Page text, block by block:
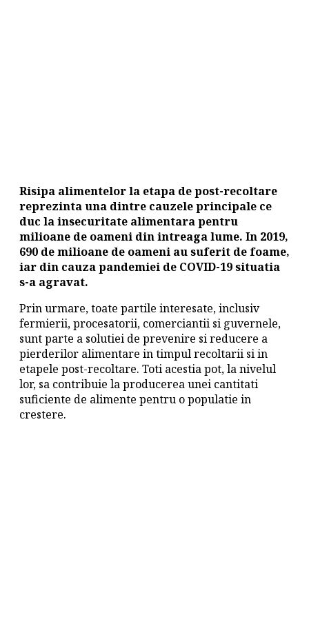
Risipa alimentelor la etapa de post-recoltare
reprezinta una dintre cauzele principale ce
duc la insecuritate alimentara pentru
milioane de oameni din intreaga lume. In 2019,
690 de milioane de oameni au suferit de foame,
iar din cauza pandemiei de COVID-19 situatia
s-a agravat.
Prin urmare, toate partile interesate, inclusiv
fermierii, procesatorii, comerciantii si guvernele,
sunt parte a solutiei de prevenire si reducere a
pierderilor alimentare in timpul recoltarii si in
etapele post-recoltare. Toti acestia pot, la nivelul
lor, sa contribuie la producerea unei cantitati
suficiente de alimente pentru o populatie in
crestere.